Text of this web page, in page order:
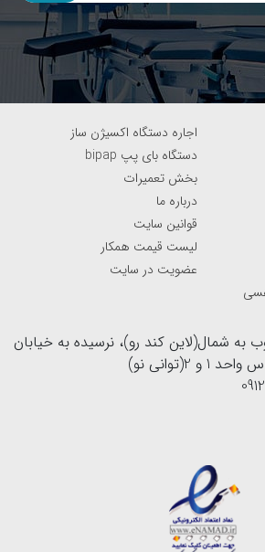
اجاره دستگاه اکسیژن ساز
دستگاه بای پپ bipap
بخش تعمیرات
درباره ما
قوانین سایت
لیست قیمت همکار
عضویت در سایت
به شمال(لاین کند رو)، نرسیده به خیابان
محبوب مجاز، پاساژ الماس واحد 1 و 2(توانی نو)